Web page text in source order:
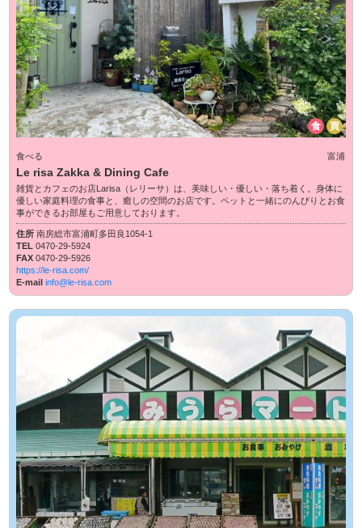
食 買
食べる 富浦
Le risa Zakka & Dining Cafe
雑貨とカフェのお店Larisa（レリーサ）は、美味しい・優しい・落ち着く。身体に
優しい家庭料理の食事と、癒しの空間のお店です。ペットと一緒にのんびりとお食
事ができるお部屋もご用意しております。
住所南房総市富浦町多田良1054-1
TEL0470-29-5924
FAX0470-29-5926
https://le-risa.com/
E-mailinfo@le-risa.com